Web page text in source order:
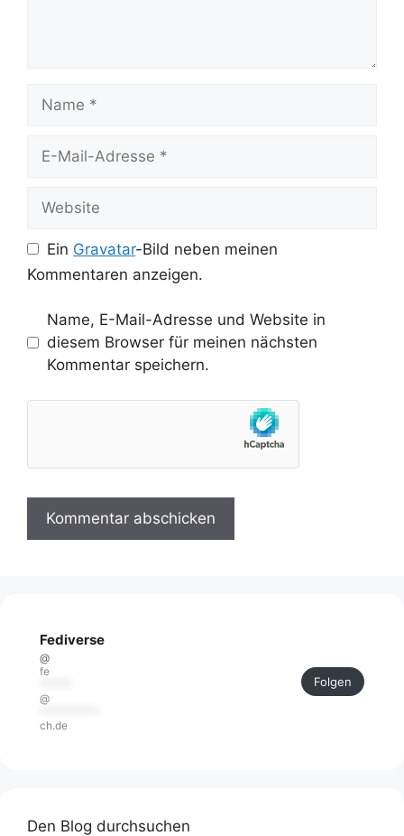
Mail-
Ein Gravatar-Bild neben meinen
Kommentaren anzeigen.
Name, E-Mail-Adresse und Website in
diesem Browser für meinen nächsten
Kommentar speichern.
Fediverse
@
fe
@
ch.de
Folgen
Den Blog durchsuchen